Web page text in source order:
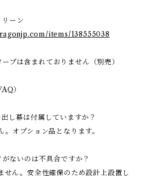
リーン
items/138555038
プは含まれておりません（別売）
）
し幕は付属していますか？
オプション品となります。
ないのは不具合ですか？
せん。安全性確保のため設計上設置し